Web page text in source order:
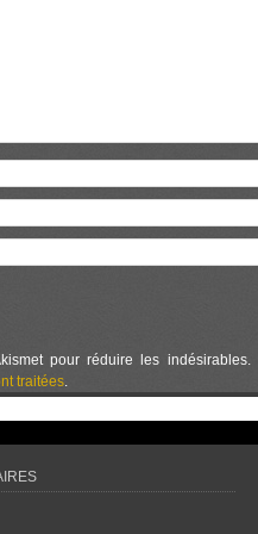
pour réduire les indésirables.
traitées.